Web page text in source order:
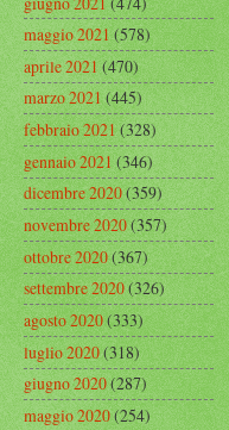
maggio 2021(578)
aprile 2021(470)
marzo 2021(445)
febbraio 2021(328)
gennaio 2021(346)
dicembre 2020(359)
novembre 2020(357)
ottobre 2020(367)
settembre 2020(326)
agosto 2020(333)
luglio 2020(318)
giugno 2020(287)
maggio 2020(254)